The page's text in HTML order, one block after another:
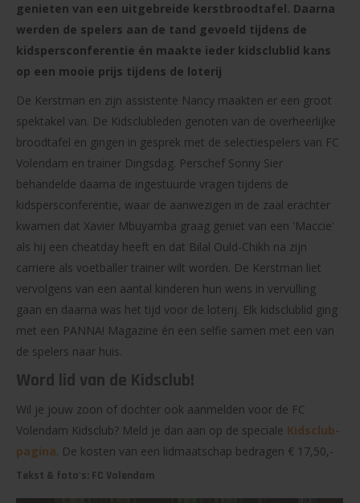
genieten van een uitgebreide kerstbroodtafel. Daarna
werden de spelers aan de tand gevoeld tijdens de
kidspersconferentie én maakte ieder kidsclublid kans
op een mooie prijs tijdens de loterij
De Kerstman en zijn assistente Nancy maakten er een groot
spektakel van. De Kidsclubleden genoten van de overheerlijke
broodtafel en gingen in gesprek met de selectiespelers van FC
Volendam en trainer Dingsdag. Perschef Sonny Sier
behandelde daarna de ingestuurde vragen tijdens de
kidspersconferentie, waar de aanwezigen in de zaal erachter
kwamen dat Xavier Mbuyamba graag geniet van een 'Maccie'
als hij een cheatday heeft en dat Bilal Ould-Chikh na zijn
carriere als voetballer trainer wilt worden. De Kerstman liet
vervolgens van een aantal kinderen hun wens in vervulling
gaan en daarna was het tijd voor de loterij. Elk kidsclublid ging
met een PANNA! Magazine én een selfie samen met een van
de spelers naar huis.
Word lid van de Kidsclub!
Wil je jouw zoon of dochter ook aanmelden voor de FC
Volendam Kidsclub? Meld je dan aan op de speciale Kidsclub-
pagina. De kosten van een lidmaatschap bedragen € 17,50,-
Tekst & foto's: FC Volendam